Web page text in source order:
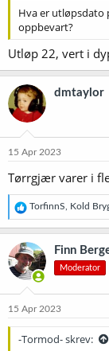
Hva er utløpsdato
oppbevart?
Utløp 22, vert i
dmtaylor
15 Apr 2023
Tørrgjær varer i
R
e
a
k
s
j
o
e
TorfinnS Kold
Finn
Moderator
15 Apr 2023
-Tormod- skrev: